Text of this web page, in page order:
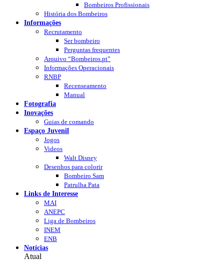
Bombeiros Profissionais
História dos Bombeiros
Informações
Recrutamento
Ser bombeiro
Perguntas frequentes
Arquivo “Bombeiros.pt”
Informações Operacionais
RNBP
Recenseamento
Manual
Fotografia
Inovações
Guias de comando
Espaço Juvenil
Jogos
Videos
Walt Disney
Desenhos para colorir
Bombeiro Sam
Patrulha Pata
Links de Interesse
MAI
ANEPC
Liga de Bombeiros
INEM
ENB
Notícias
Atual